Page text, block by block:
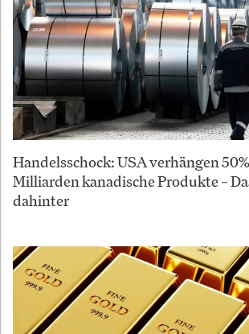
Handelsschock: USA verhängen
Milliarden kanadische Produkte –
dahinter